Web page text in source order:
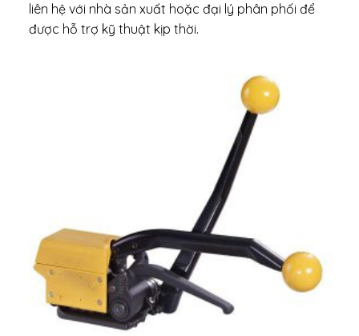
liên hệ với nhà sản xuất hoặc đại lý phân phối để
được hỗ trợ kỹ thuật kịp thời.